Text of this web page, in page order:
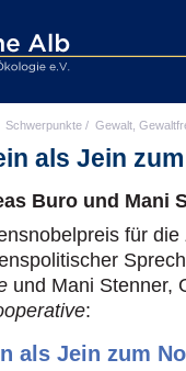
Schwerpunkte / Gewalt,
als Jein
Buro und Mani
für die
und Mani Stenner,
:
als Jein zum